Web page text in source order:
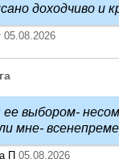
доходчиво и
05.08.2026
ее выбором-
мне-
П 05.08.2026